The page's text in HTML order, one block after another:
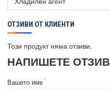
ОТЗИВИ ОТ КЛИЕНТИ
Този продукт няма отзиви.
НАПИШЕТЕ ОТЗИВ
Вашето име